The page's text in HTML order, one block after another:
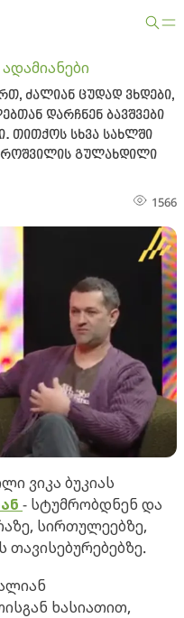
ძალიან ცუდად ვხდები,
დარჩნენ ბავშვები
თითქოს სხვა სახლში
გულახდილი
1566
ვიკა ბუკიას
- სტუმრობდნენ და
სირთულეებზე,
ხასიათით,